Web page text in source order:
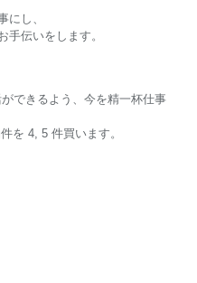
にし、
手伝いをします。
できるよう、今を精一杯仕事
を 4, 5 件買います。